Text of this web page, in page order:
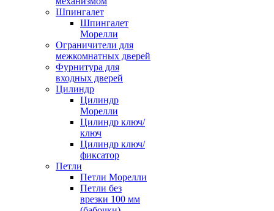
Шпингалет
Шпингалет
Морелли
Ограничители для
межкомнатных дверей
Фурнитура для
входных дверей
Цилиндр
Цилиндр
Морелли
Цилиндр ключ/
ключ
Цилиндр ключ/
фиксатор
Петли
Петли Морелли
Петли без
врезки 100 мм